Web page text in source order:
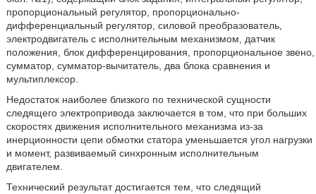
пропорциональный регулятор, пропорционально-
дифференциальный регулятор, силовой преобразователь,
электродвигатель с исполнительным механизмом, датчик
положения, блок дифференцирования, пропорциональное звено,
сумматор, сумматор-вычитатель, два блока сравнения и
мультиплексор.
Недостаток наиболее близкого по технической сущности
следящего электропривода заключается в том, что при больших
скоростях движения исполнительного механизма из-за
инерционности цепи обмотки статора уменьшается угол нагрузки
и момент, развиваемый синхронным исполнительным
двигателем.
Технический результат достигается тем, что следящий